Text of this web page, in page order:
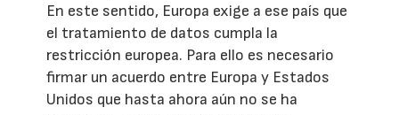
En este sentido, Europa exige a ese país que
el tratamiento de datos cumpla la
restricción europea. Para ello es necesario
firmar un acuerdo entre Europa y Estados
Unidos que hasta ahora aún no se ha